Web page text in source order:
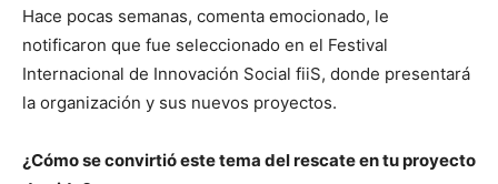
Hace pocas semanas, comenta emocionado, le
notificaron que fue seleccionado en el Festival
Internacional de Innovación Social fiiS, donde presentará
la organización y sus nuevos proyectos.
¿Cómo se convirtió este tema del rescate en tu proyecto